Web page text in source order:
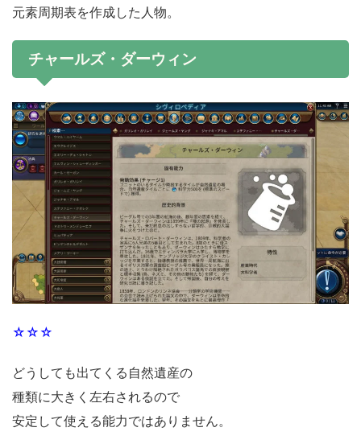
元素周期表を作成した人物。
チャールズ・ダーウィン
☆☆☆
どうしても出てくる自然遺産の
種類に大きく左右されるので
安定して使える能力ではありません。